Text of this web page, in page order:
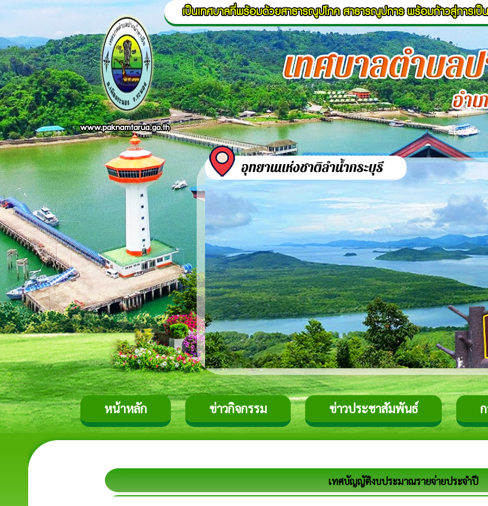
หน้าหลัก ข่าวกิจกรรม ข่าวประชาสัมพันธ์
เทศบัญญัติงบประมาณรายจ่ายประจำปี